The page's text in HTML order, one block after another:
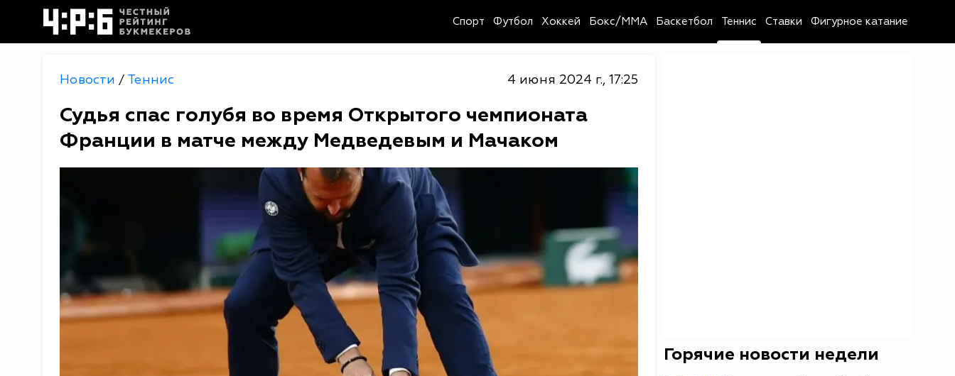
Спорт Футбол Хоккей Бокс/MMA Баскетбол Теннис Ставки Фигурное катание
Новости / Теннис 4 июня 2024 г., 17:25
Судья спас голубя во время Открытого чемпионата
Франции в матче между Медведевым и Мачаком
Горячие новости недели